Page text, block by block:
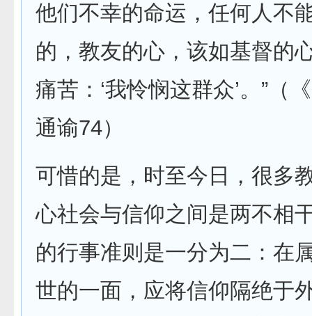
他们不幸的命运，任何人不
的，教友的心，该如基督的
痛苦：‘我怜悯这群众’。”（
通谕74）
可惜的是，时至今日，很多
心社会与信仰之间是两不相
的行事准则是一分为二：在
世的一面，应将信仰隔绝于